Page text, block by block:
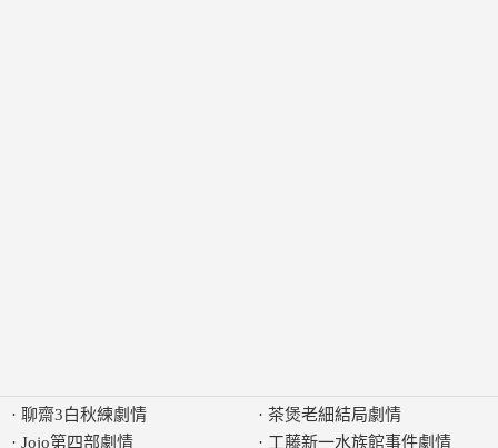
· 聊齋3白秋練劇情
· Jojo第四部劇情
· 茶煲老細結局劇情
· 工藤新一水族館事件劇情